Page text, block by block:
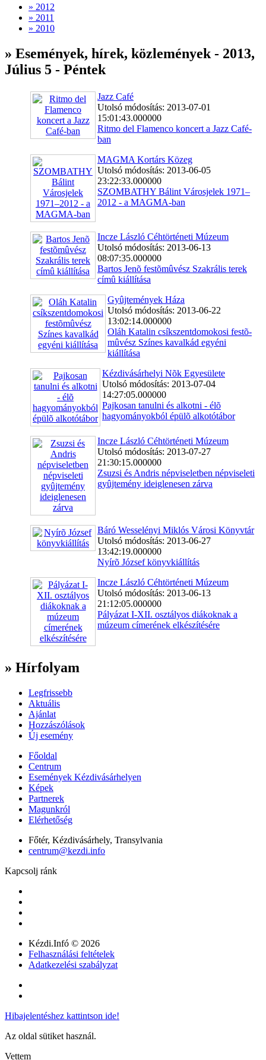
» 2012
» 2011
» 2010
» Események, hírek, közlemények - 2013,
Július 5 - Péntek
Jazz Café
Utolsó módosítás: 2013-07-01
15:01:43.000000
Ritmo del Flamenco koncert a Jazz Café-
ban
MAGMA Kortárs Közeg
Utolsó módosítás: 2013-06-05
23:22:33.000000
SZOMBATHY Bálint Városjelek 1971–
2012 - a MAGMA-ban
Incze László Céhtörténeti Múzeum
Utolsó módosítás: 2013-06-13
08:07:35.000000
Bartos Jenõ festõmûvész Szakrális terek
címû kiállítása
Gyûjtemények Háza
Utolsó módosítás: 2013-06-22
13:02:14.000000
Oláh Katalin csíkszentdomokosi festõ­
mû­vész Színes kavalkád egyéni
kiállítása
Kézdivásárhelyi Nõk Egyesülete
Utolsó módosítás: 2013-07-04
14:27:05.000000
Pajkosan tanulni és alkotni - élõ
hagyományokból épülõ alkotótábor
Incze László Céhtörténeti Múzeum
Utolsó módosítás: 2013-07-27
21:30:15.000000
Zsuzsi és Andris népviseletben népviseleti
gyûjtemény ideiglenesen zárva
Báró Wesselényi Miklós Városi Könyvtár
Utolsó módosítás: 2013-06-27
13:42:19.000000
Nyírõ József könyvkiállítás
Incze László Céhtörténeti Múzeum
Utolsó módosítás: 2013-06-13
21:12:05.000000
Pályázat I-XII. osztályos diákoknak a
múzeum címerének elkészítésére
» Hírfolyam
Legfrissebb
Aktuális
Ajánlat
Hozzászólások
Új esemény
Főoldal
Centrum
Események Kézdivásárhelyen
Képek
Partnerek
Magunkról
Elérhetőség
Főtér, Kézdivásárhely, Transylvania
centrum@kezdi.info
Kapcsolj ránk
Kézdi.Infó © 2026
Felhasználási feltételek
Adatkezelési szabályzat
Hibajelentéshez kattintson ide!
Az oldal sütiket használ.
Vettem